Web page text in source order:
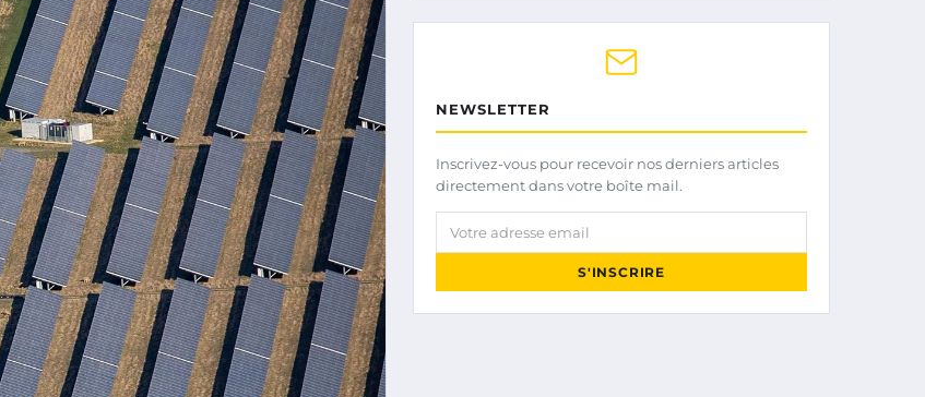
NEWSLETTER
Inscrivez-vous pour recevoir nos derniers articles
directement dans votre boîte mail.
Votre adresse email
S'INSCRIRE